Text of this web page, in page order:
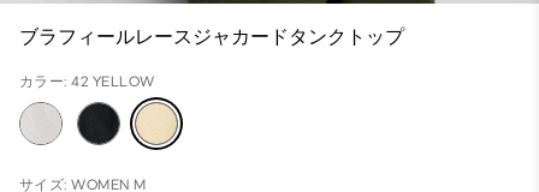
ブラフィールレースジャカードタンクトップ
カラー: 42 YELLOW
サイズ: WOMEN M